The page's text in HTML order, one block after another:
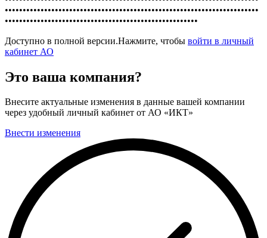
•••••••••••••••••••••••••••••••••••••••••••••••••••••••••••••••••••••••
••••••••••••••••••••••••••••••••••••••••••••••••••••••
Доступно в полной версии.Нажмите, чтобы войти в личный
кабинет АО
Это ваша компания?
Внесите актуальные изменения в данные вашей компании
через удобный личный кабинет от АО «ИКТ»
Внести изменения